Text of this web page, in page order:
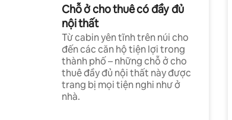
Chỗ ở cho thuê có đầy đủ
nội thất
Từ cabin yên tĩnh trên núi cho
đến các căn hộ tiện lợi trong
thành phố – những chỗ ở cho
thuê đầy đủ nội thất này được
trang bị mọi tiện nghi như ở
nhà.